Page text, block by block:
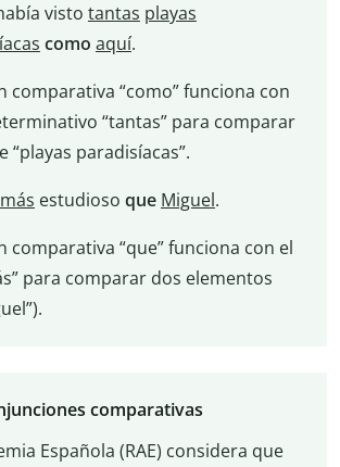
visto tantas playas
como aquí.
comparativa “como” funciona con
“tantas” para comparar
“playas paradisíacas”.
más estudioso que Miguel.
comparativa “que” funciona con el
para comparar dos elementos
comparativas
Española (RAE) considera que